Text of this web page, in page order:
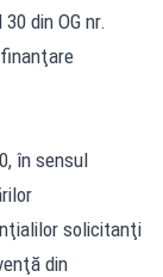
din OG nr.
în sensul
solicitanţi
din